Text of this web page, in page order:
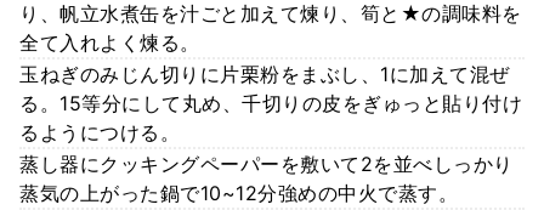
り、帆立水煮缶を汁ごと加えて煉り、筍と★の調味料を
全て入れよく煉る。
玉ねぎのみじん切りに片栗粉をまぶし、1に加えて混ぜ
る。15等分にして丸め、千切りの皮をぎゅっと貼り付け
るようにつける。
蒸し器にクッキングペーパーを敷いて2を並べしっかり
蒸気の上がった鍋で10~12分強めの中火で蒸す。